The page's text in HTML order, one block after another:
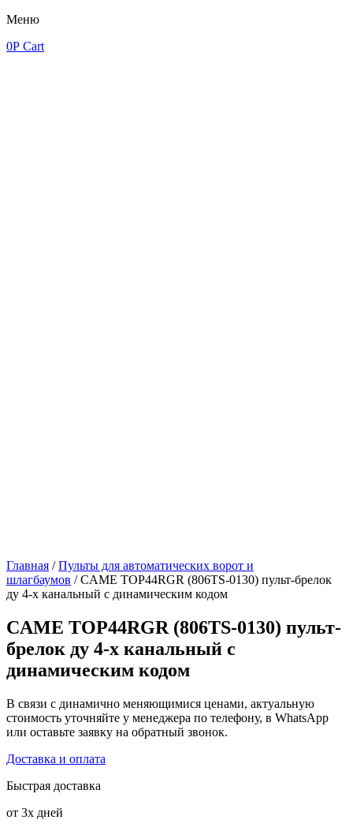
Меню
0Р Cart
Главная /Пульты для автоматических ворот и
шлагбаумов / CAME TOP44RGR (806TS-0130) пульт-брелок
ду 4-х канальный с динамическим кодом
CAME TOP44RGR (806TS-0130) пульт-
брелок ду 4-х канальный с
динамическим кодом
В связи с динамично меняющимися ценами, актуальную
стоимость уточняйте у менеджера по телефону, в WhatsApp
или оставьте заявку на обратный звонок.
Доставка и оплата
Быстрая доставка
от 3х дней